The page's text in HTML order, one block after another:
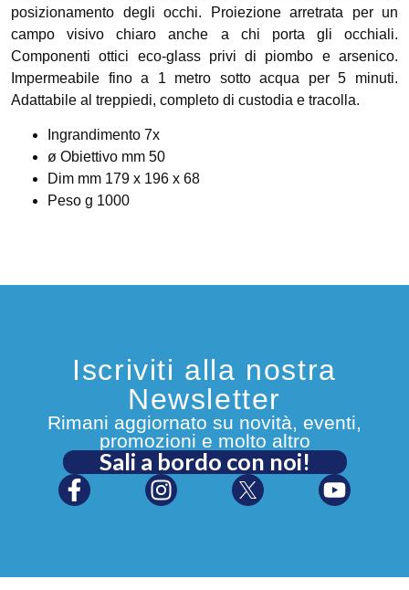
posizionamento degli occhi. Proiezione arretrata per un
campo visivo chiaro anche a chi porta gli occhiali.
Componenti ottici eco-glass privi di piombo e arsenico.
Impermeabile fino a 1 metro sotto acqua per 5 minuti.
Adattabile al treppiedi, completo di custodia e tracolla.
Ingrandimento 7x
ø Obiettivo mm 50
Dim mm 179 x 196 x 68
Peso g 1000
Iscriviti alla nostra
Newsletter
Rimani aggiornato su novità, eventi,
promozioni e molto altro
Sali a bordo con noi!